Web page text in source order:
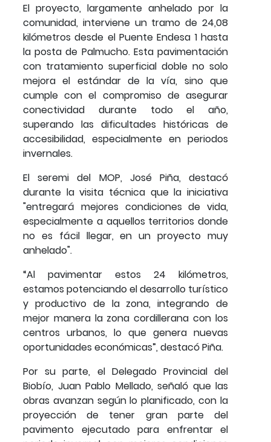
El proyecto, largamente anhelado por la
comunidad, interviene un tramo de 24,08
kilómetros desde el Puente Endesa 1 hasta
la posta de Palmucho. Esta pavimentación
con tratamiento superficial doble no solo
mejora el estándar de la vía, sino que
cumple con el compromiso de asegurar
conectividad durante todo el año,
superando las dificultades históricas de
accesibilidad, especialmente en periodos
invernales.
El seremi del MOP, José Piña, destacó
durante la visita técnica que la iniciativa
"entregará mejores condiciones de vida,
especialmente a aquellos territorios donde
no es fácil llegar, en un proyecto muy
anhelado".
“Al pavimentar estos 24 kilómetros,
estamos potenciando el desarrollo turístico
y productivo de la zona, integrando de
mejor manera la zona cordillerana con los
centros urbanos, lo que genera nuevas
oportunidades económicas”, destacó Piña.
Por su parte, el Delegado Provincial del
Biobío, Juan Pablo Mellado, señaló que las
obras avanzan según lo planificado, con la
proyección de tener gran parte del
pavimento ejecutado para enfrentar el